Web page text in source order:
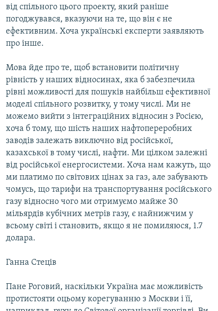
від спільного цього проекту, який раніше
погоджувався, вказуючи на те, що він є не
ефективним. Хоча українські експерти заявляють
про інше.
Мова йде про те, щоб встановити політичну
рівність у наших відносинах, яка б забезпечила
рівні можливості для пошуків найбільш ефективної
моделі спільного розвитку, у тому числі. Ми не
можемо вийти з інтеграційних відносин з Росією,
хоча б тому, що шість наших нафтопереробних
заводів залежать виключно від російської,
казахської в тому числі, нафти. Ми цілком залежні
від російської енергосистеми. Хоча нам кажуть, що
ми платимо по світових цінах за газ, але забувають
чомусь, що тарифи на транспортування російського
газу відносно чого ми отримуємо майже 30
мільярдів кубічних метрів газу, є найнижчим у
всьому світі і становить, якщо я не помиляюся, 1.7
долара.
Ганна Стеців
Пане Роговий, наскільки Україна має можливість
протистояти оцьому корегуванню з Москви і її,